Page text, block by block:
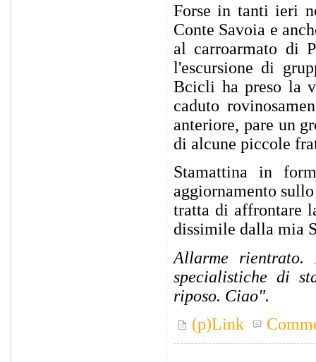
Forse in tanti ieri
Conte Savoia e
al carroarmato di
l'escursione di
Bcicli ha preso la
caduto
anteriore, pare un
di alcune piccole
Stamattina in
aggiornamento
tratta di affrontare
dissimile dalla mia
Allarme
specialistiche di
riposo. Ciao".
(p)Link